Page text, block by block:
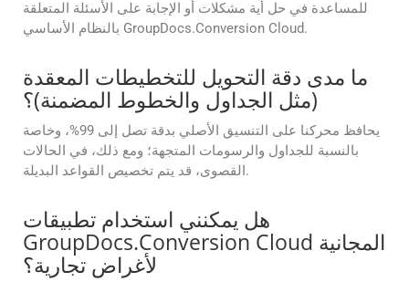
للمساعدة في حل أية مشكلات أو الإجابة على الأسئلة المتعلقة
بالنظام الأساسي GroupDocs.Conversion Cloud.
ما مدى دقة التحويل للتخطيطات المعقدة
(مثل الجداول والخطوط المضمنة)؟
يحافظ محركنا على التنسيق الأصلي بدقة تصل إلى 99%، وخاصة
بالنسبة للجداول والرسومات المتجهة؛ ومع ذلك، في الحالات
القصوى، قد يتم تخصيص القواعد البديلة.
هل يمكنني استخدام تطبيقات
GroupDocs.Conversion Cloud المجانية
لأغراض تجارية؟